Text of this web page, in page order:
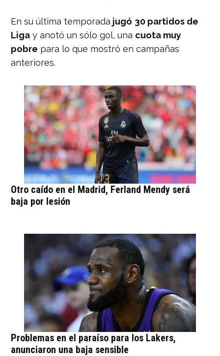
— Nación Deportes
(@naciondeportes_) July 24, 2019
En su última temporada jugó 30 partidos de
Liga y anotó un sólo gol, una cuota muy
pobre para lo que mostró en campañas
anteriores.
Otro caído en el Madrid, Ferland Mendy será
baja por lesión
Problemas en el paraíso para los Lakers,
anunciaron una baja sensible